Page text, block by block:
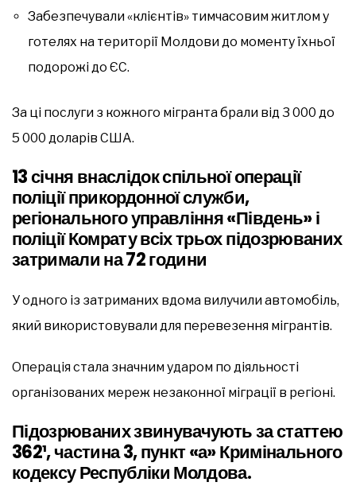
Забезпечували «клієнтів» тимчасовим житлом у
готелях на території Молдови до моменту їхньої
подорожі до ЄС.
За ці послуги з кожного мігранта брали від 3 000 до
5 000 доларів США.
13 січня внаслідок спільної операції
поліції прикордонної служби,
регіонального управління «Південь» і
поліції Комрату всіх трьох підозрюваних
затримали на 72 години
У одного із затриманих вдома вилучили автомобіль,
який використовували для перевезення мігрантів.
Операція стала значним ударом по діяльності
організованих мереж незаконної міграції в регіоні.
Підозрюваних звинувачують за статтею
362¹, частина 3, пункт «а» Кримінального
кодексу Республіки Молдова.